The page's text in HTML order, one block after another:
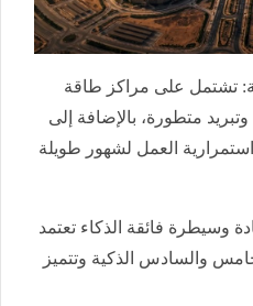
تشتمل على مراكز طاقة
متطورة، بالإضافة إلى
العمل لشهور طويلة
وسيطرة فائقة الذكاء تعتمد
والسادس الذكية وتتميز